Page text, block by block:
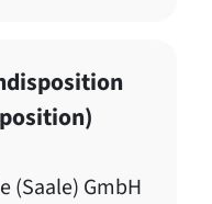
(Saale) GmbH